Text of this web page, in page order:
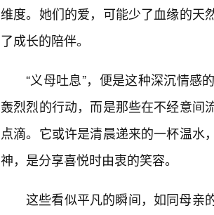
维度。她们的爱，可能少了血缘的天
了成长的陪伴。
“义母吐息”，便是这种深沉情感
轰烈烈的行动，而是那些在不经意间
点滴。它或许是清晨递来的一杯温水
神，是分享喜悦时由衷的笑容。
这些看似平凡的瞬间，如同母亲